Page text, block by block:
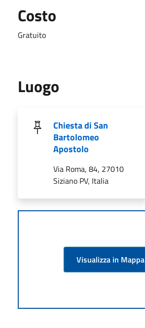
Costo
Gratuito
Luogo
Chiesta di San
Bartolomeo
Apostolo
Via Roma, 84, 27010
Siziano PV, Italia
Visualizza in Mappa